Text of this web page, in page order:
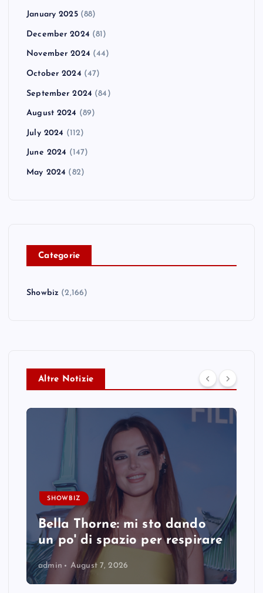
January 2025(88)
December 2024 (81)
November 2024 (44)
October 2024 (47)
September 2024 (84)
August 2024 (89)
July 2024 (112)
June 2024 (147)
May 2024 (82)
Categorie
Showbiz (2,166)
Altre Notizie
SHOWBIZ
Bella Thorne: mi sto dando
un po' di spazio per respirare
admin August 7, 2026